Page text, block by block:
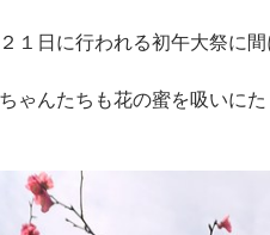
１日に行われる初午大祭に
ゃんたちも花の蜜を吸いに